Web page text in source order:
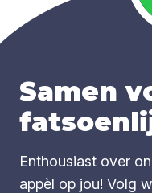
Samen
Enthousiast over
appèl op jou! Volg